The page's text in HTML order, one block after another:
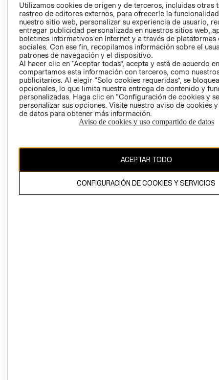
AVISO DE
PRIVACIDAD
GIFT CARD
AVISO DE
COOKIES
El contenido de esta página web está protegido por copyright y es
Utilizamos cookies de origen y de terceros, incluidas otras
rastreo de editores externos, para ofrecerle la
nuestro sitio web, personalizar su experiencia de usuario,
entregar publicidad personalizada en nuestros sitios web,
boletines informativos en Internet y a través de plataformas
sociales. Con ese fin, recopilamos información sobre el
patrones de navegación y el dispositivo.
Al hacer clic en “Aceptar todas”, acepta y está de acuerdo
compartamos esta información con terceros, como
publicitarios. Al elegir “Solo cookies requeridas”, se
opcionales, lo que limita nuestra entrega de contenido y
personalizadas. Haga clic en “Configuración de cookies y
personalizar sus opciones. Visite nuestro aviso de cookies
de datos para obtener más información.
Aviso de cookies y uso compartido de datos
ACEPTAR TODO
CONFIGURACIÓN DE COOKIES Y SERVICIOS